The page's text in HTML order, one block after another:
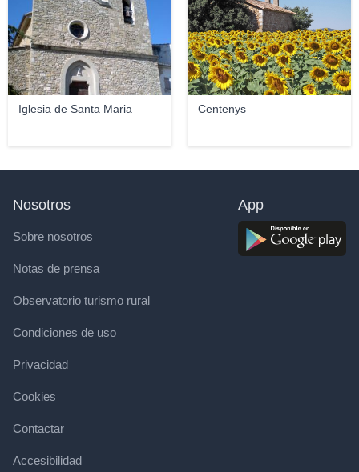
Iglesia de Santa Maria Centenys
Nosotros
Sobre nosotros
Notas de prensa
Observatorio turismo rural
Condiciones de uso
Privacidad
Cookies
Contactar
Accesibilidad
App